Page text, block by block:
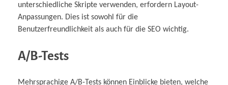
unterschiedliche Skripte verwenden, erfordern Layout-
Anpassungen. Dies ist sowohl für die
Benutzerfreundlichkeit als auch für die SEO wichtig.
A/B-Tests
Mehrsprachige A/B-Tests können Einblicke bieten, welche